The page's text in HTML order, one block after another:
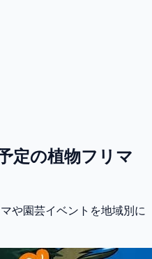
定の植物フリマ
や園芸イベントを地域別に